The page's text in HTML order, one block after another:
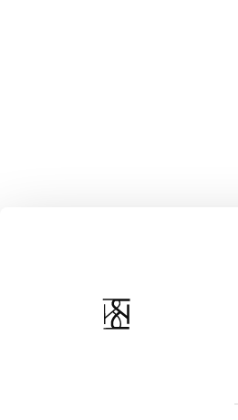
Verzending & retourneren